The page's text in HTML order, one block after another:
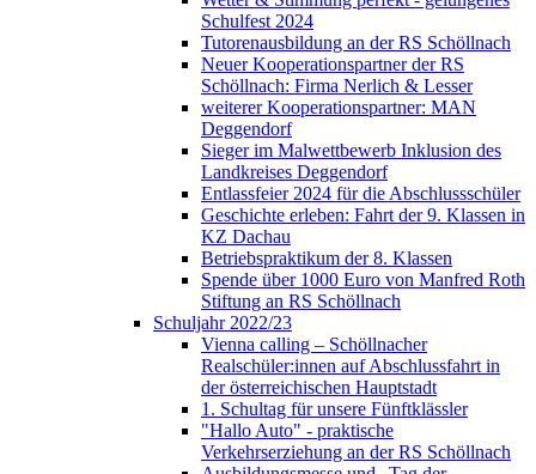
Schulfest 2024
Tutorenausbildung an der RS Schöllnach
Neuer Kooperationspartner der RS
Schöllnach: Firma Nerlich & Lesser
weiterer Kooperationspartner: MAN
Deggendorf
Sieger im Malwettbewerb Inklusion des
Landkreises Deggendorf
Entlassfeier 2024 für die Abschlussschüler
Geschichte erleben: Fahrt der 9. Klassen in
KZ Dachau
Betriebspraktikum der 8. Klassen
Spende über 1000 Euro von Manfred Roth
Stiftung an RS Schöllnach
Schuljahr 2022/23
Vienna calling – Schöllnacher
Realschüler:innen auf Abschlussfahrt in
der österreichischen Hauptstadt
1. Schultag für unsere Fünftklässler
"Hallo Auto" - praktische
Verkehrserziehung an der RS Schöllnach